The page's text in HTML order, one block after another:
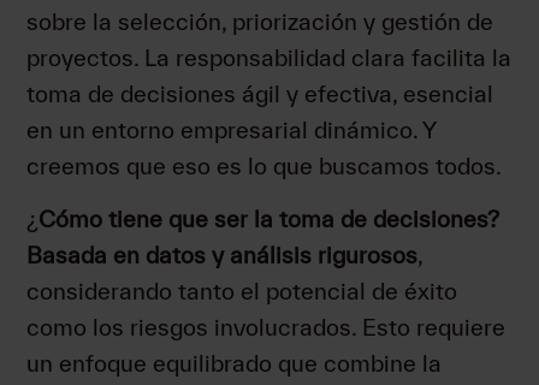
sobre la selección, priorización y gestión de
proyectos. La responsabilidad clara facilita la
toma de decisiones ágil y efectiva, esencial
en un entorno empresarial dinámico. Y
creemos que eso es lo que buscamos todos.
¿ Cómo tiene que ser la toma de decisiones?
Basada en datos y análisis rigurosos,
considerando tanto el potencial de éxito
como los riesgos involucrados. Esto requiere
un enfoque equilibrado que combine la